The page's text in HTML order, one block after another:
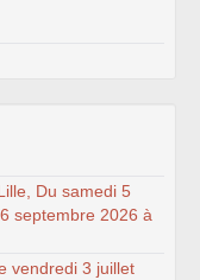
Du samedi 5
septembre 2026 à
vendredi 3 juillet